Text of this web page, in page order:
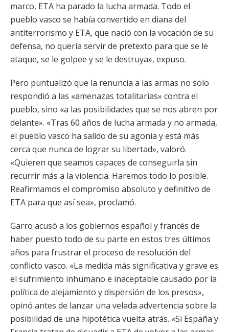
marco, ETA ha parado la lucha armada. Todo el
pueblo vasco se había convertido en diana del
antiterrorismo y ETA, que nació con la vocación de su
defensa, no quería servir de pretexto para que se le
ataque, se le golpee y se le destruya», expuso.
Pero puntualizó que la renuncia a las armas no solo
respondió a las «amenazas totalitarias» contra el
pueblo, sino «a las posibilidades que se nos abren por
delante». «Tras 60 años de lucha armada y no armada,
el pueblo vasco ha salido de su agonía y está más
cerca que nunca de lograr su libertad», valoró.
«Quieren que seamos capaces de conseguirla sin
recurrir más a la violencia. Haremos todo lo posible.
Reafirmamos el compromiso absoluto y definitivo de
ETA para que así sea», proclamó.
Garro acusó a los gobiernos español y francés de
haber puesto todo de su parte en estos tres últimos
años para frustrar el proceso de resolución del
conflicto vasco. «La medida más significativa y grave es
el sufrimiento inhumano e inaceptable causado por la
política de alejamiento y dispersión de los presos»,
opinó antes de lanzar una velada advertencia sobre la
posibilidad de una hipotética vuelta atrás. «Si España y